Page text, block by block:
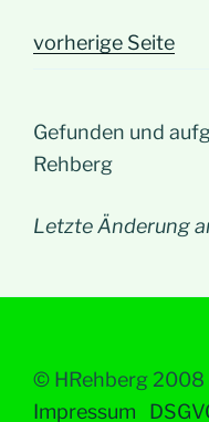
vorherige Seite
Gefunden und
Rehberg
Letzte Änderung
© HRehberg 2008
Impressum